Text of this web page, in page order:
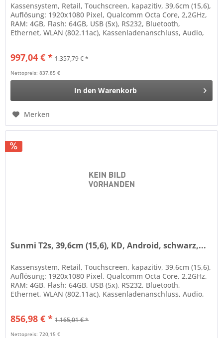
Kassensystem, Retail, Touchscreen, kapazitiv, 39,6cm (15,6),
Auflösung: 1920x1080 Pixel, Qualcomm Octa Core, 2,2GHz,
RAM: 4GB, Flash: 64GB, USB (5x), RS232, Bluetooth,
Ethernet, WLAN (802.11ac), Kassenladenanschluss, Audio,
997,04 € * 1.357,79 € *
Nettopreis: 837,85 €
In den Warenkorb
Merken
Sunmi T2s, 39,6cm (15,6), KD, Android, schwarz,...
Kassensystem, Retail, Touchscreen, kapazitiv, 39,6cm (15,6),
Auflösung: 1920x1080 Pixel, Qualcomm Octa Core, 2,2GHz,
RAM: 4GB, Flash: 64GB, USB (5x), RS232, Bluetooth,
Ethernet, WLAN (802.11ac), Kassenladenanschluss, Audio,
856,98 € * 1.165,01 € *
Nettopreis: 720,15 €